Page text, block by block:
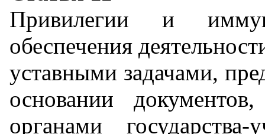
Привилегии и
обеспечения
уставными задачами,
основании
органами